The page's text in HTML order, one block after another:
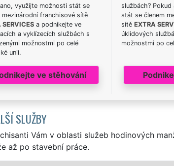
využijte možnosti stát se
mezinárodní franchisové sítě
SERVICESa podnikejte ve
a vyklízecích službách s
možnostmi po celé
unii.
ve stěhování
službách?
stát se členem
sítě EXTRA
úklidových
možnostmi po
SLUŽBY
Vám v oblasti služeb hodinových
až po stavební práce.